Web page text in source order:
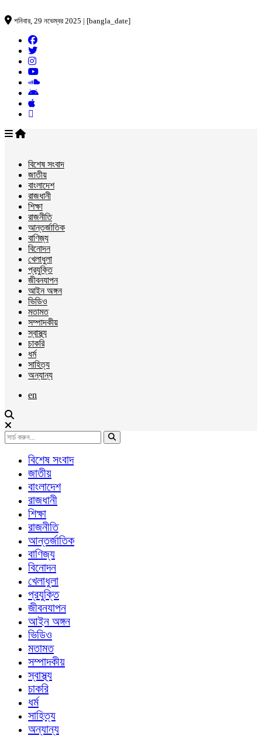
শনিবার, 29 নভেম্বর 2025 | [bangla_date]
বিশেষ সংবাদ
জাতীয়
বাংলাদেশ
রাজধানী
শিক্ষা
রাজনীতি
আন্তর্জাতিক
বাণিজ্য
বিনোদন
খেলাধুলা
প্রযুক্তি
জীবনযাপন
আইন অঙ্গন
ভিডিও
মতামত
সম্পাদকীয়
স্বাস্থ্য
চাকরি
ধর্ম
সাহিত্য
অন্যান্য
en
বিশেষ সংবাদ
জাতীয়
বাংলাদেশ
রাজধানী
শিক্ষা
রাজনীতি
আন্তর্জাতিক
বাণিজ্য
বিনোদন
খেলাধুলা
প্রযুক্তি
জীবনযাপন
আইন অঙ্গন
ভিডিও
মতামত
সম্পাদকীয়
স্বাস্থ্য
চাকরি
ধর্ম
সাহিত্য
অন্যান্য